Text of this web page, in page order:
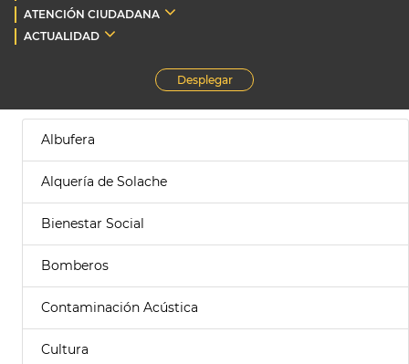
ATENCIÓN CIUDADANA
ACTUALIDAD
Desplegar
Albufera
Alquería de Solache
Bienestar Social
Bomberos
Contaminación Acústica
Cultura